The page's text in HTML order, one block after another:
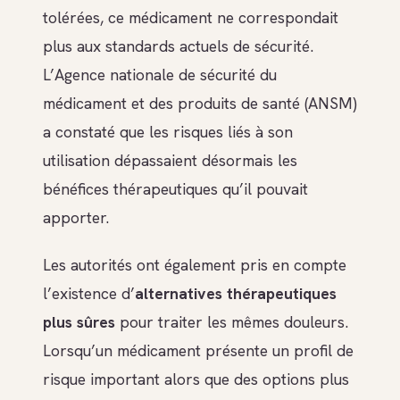
tolérées, ce médicament ne correspondait
plus aux standards actuels de sécurité.
L’Agence nationale de sécurité du
médicament et des produits de santé (ANSM)
a constaté que les risques liés à son
utilisation dépassaient désormais les
bénéfices thérapeutiques qu’il pouvait
apporter.
Les autorités ont également pris en compte
l’existence d’alternatives thérapeutiques
plus sûres pour traiter les mêmes douleurs.
Lorsqu’un médicament présente un profil de
risque important alors que des options plus